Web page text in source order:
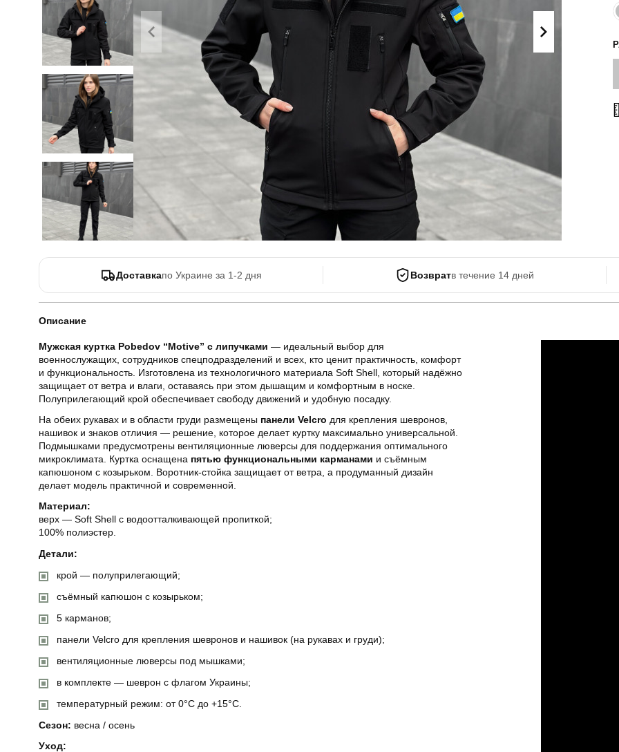
Літні комплекти
Комбінезони
Спортивні
костюми
Сорочки
Футболки
Майка
Кофти
Світшоти
Худі
Боди
Доставкапо Украине за 1-2 дня Возвратв течение 14 дней
Описание
Мужская куртка Pobedov “Motive” с липучками — идеальный выбор для
военнослужащих, сотрудников спецподразделений и всех, кто ценит практичность, комфорт
и функциональность. Изготовлена из технологичного материала Soft Shell, который надёжно
защищает от ветра и влаги, оставаясь при этом дышащим и комфортным в носке.
Полуприлегающий крой обеспечивает свободу движений и удобную посадку.
На обеих рукавах и в области груди размещены панели Velcro для крепления шевронов,
нашивок и знаков отличия — решение, которое делает куртку максимально универсальной.
Подмышками предусмотрены вентиляционные люверсы для поддержания оптимального
микроклимата. Куртка оснащена пятью функциональными карманами и съёмным
капюшоном с козырьком. Воротник-стойка защищает от ветра, а продуманный дизайн
делает модель практичной и современной.
Материал:
верх — Soft Shell с водоотталкивающей пропиткой;
100% полиэстер.
Детали:
крой — полуприлегающий;
съёмный капюшон с козырьком;
5 карманов;
панели Velcro для крепления шевронов и нашивок (на рукавах и груди);
вентиляционные люверсы под мышками;
в комплекте — шеврон с флагом Украины;
температурный режим: от 0°C до +15°C.
Сезон: весна / осень
Уход: